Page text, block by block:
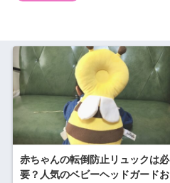
赤ちゃんの転倒防止リュックは必
要？人気のベビーヘッドガードお